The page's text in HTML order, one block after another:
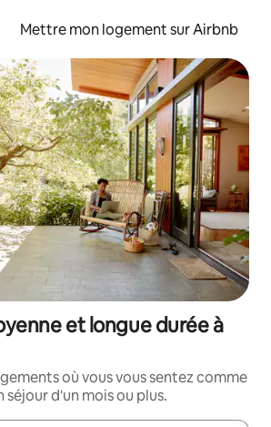
Mettre mon logement sur Airbnb
et longue durée à
où vous vous sentez comme
séjour d'un mois ou plus.